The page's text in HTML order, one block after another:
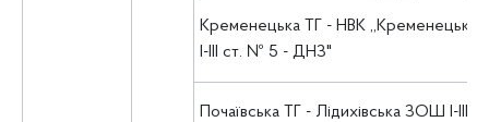
Кременецька ТГ - НВК
І-ІІІ ст. № 5 - ДНЗ"
Почаївська ТГ - Лідихівська ЗОШ І-ІІІ